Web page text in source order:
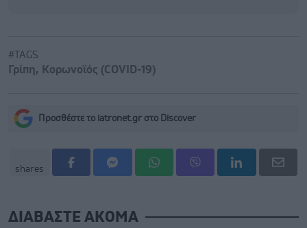
#TAGS
Γρίπη, Κορωνοϊός (COVID-19)
Προσθέστε το iatronet.gr στο Discover
shares
ΔΙΑΒΑΣΤΕ ΑΚΟΜΑ